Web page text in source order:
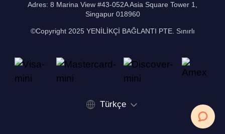
Adres: 8 Marina View #43-052A Asia Square Tower 1,
Singapur 018960
©Copyright 2025 YENİLİKÇİ BAĞLANTI PTE. Sınırlı
Türkçe